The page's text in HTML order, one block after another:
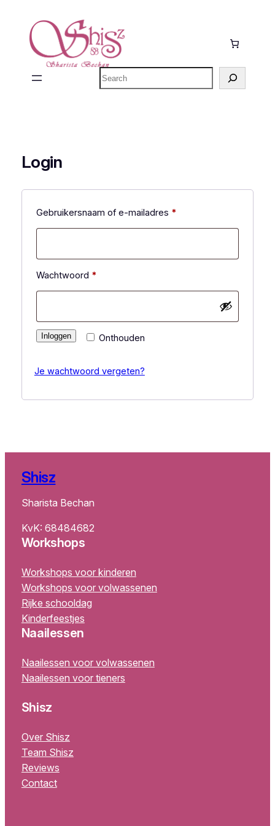
Zoeken
Login
Gebruikersnaam of e-mailadres *Vereist
Wachtwoord *Vereist
Onthouden
Inloggen
Je wachtwoord vergeten?
Shisz
Sharista Bechan
KvK: 68484682
Workshops
Workshops voor kinderen
Workshops voor volwassenen
Rijke schooldag
Kinderfeestjes
Naailessen
Naailessen voor volwassenen
Naailessen voor tieners
Shisz
Over Shisz
Team Shisz
Reviews
Contact